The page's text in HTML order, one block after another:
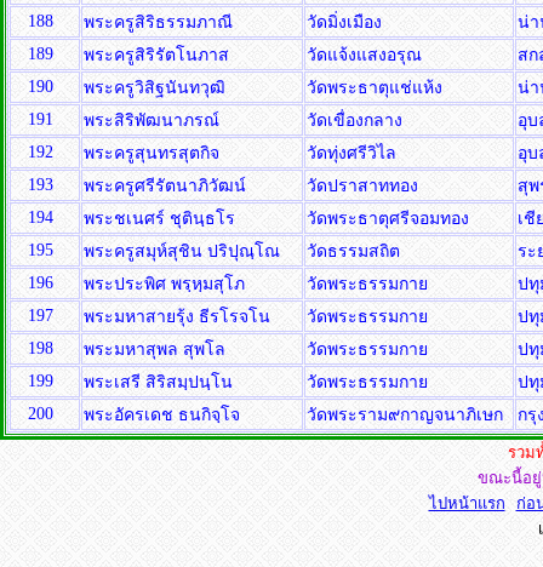
188
พระครูสิริธรรมภาณี วัดมิ่งเมือง
น่
189
พระครูสิริรัตโนภาส วัดแจ้งแสงอรุณ
ส
190
พระครูวิสิฐนันทวุฒิ วัดพระธาตุแช่แห้ง
น่
191
พระสิริพัฒนาภรณ์ วัดเขื่องกลาง
อุบ
192
พระครูสุนทรสุตกิจ วัดทุ่งศรีวิไล
อุบ
193
พระครูศรีรัตนาภิวัฒน์ วัดปราสาททอง
สุ
194
พระชเนศร์ ชุตินฺธโร วัดพระธาตุศรีจอมทอง
เชี
195
พระครูสมุห์สุชิน ปริปุณฺโณ วัดธรรมสถิต
ระ
196
พระประพิศ พรฺหฺมสุโภ วัดพระธรรมกาย
ป
197
พระมหาสายรุ้ง ธีรโรจโน วัดพระธรรมกาย
ป
198
พระมหาสุพล สุพโล วัดพระธรรมกาย
ป
199
พระเสรี สิริสมฺปนฺโน วัดพระธรรมกาย
ป
200
พระอัครเดช ธนกิจฺโจ วัดพระราม๙กาญจนาภิเษก กรุ
รวม
ขณะนี้อ
ไปหน้าแรก
ก่อ